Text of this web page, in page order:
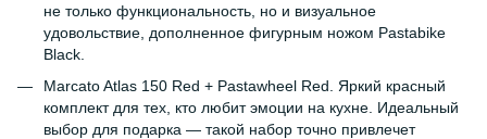
не только функциональность, но и визуальное
удовольствие, дополненное фигурным ножом Pastabike
Black.
Marcato Atlas 150 Red + Pastawheel Red. Яркий красный
комплект для тех, кто любит эмоции на кухне. Идеальный
выбор для подарка — такой набор точно привлечет